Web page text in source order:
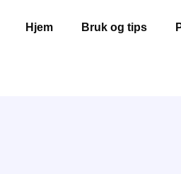
Hjem Bruk og tips